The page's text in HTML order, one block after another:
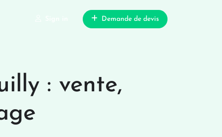
Demande de devis
: vente,